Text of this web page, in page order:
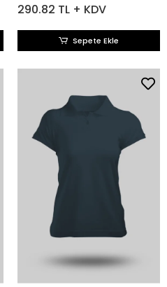
290.82 TL + KDV
Sepete Ekle